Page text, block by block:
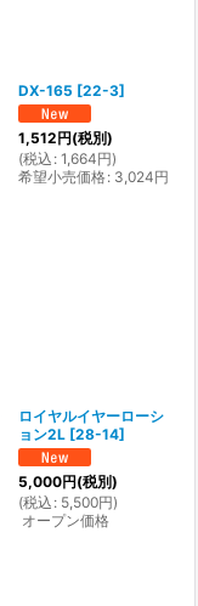
DX-165 [22-3]
1,512円(税別)
(税込 : 1,664円)
希望小売価格: 3,024円
ロイヤルイヤーローシ
ョン2L [28-14]
5,000円(税別)
(税込 : 5,500円)
オープン価格